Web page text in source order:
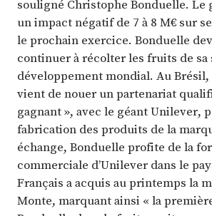
souligné Christophe Bonduelle. Le
un impact négatif de 7 à 8 M€ sur
le prochain exercice. Bonduelle
continuer à récolter les fruits de sa
développement mondial. Au
vient de nouer un partenariat
gagnant », avec le géant Unilever,
fabrication des produits de la
échange, Bonduelle profite de la
commerciale d’Unilever dans le
Français a acquis au printemps la
Monte, marquant ainsi « la